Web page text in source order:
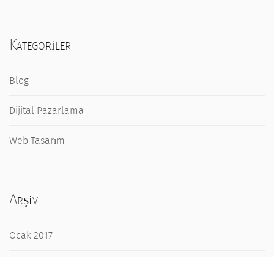
Kategoriler
Blog
Dijital Pazarlama
Web Tasarım
Arşiv
Ocak 2017